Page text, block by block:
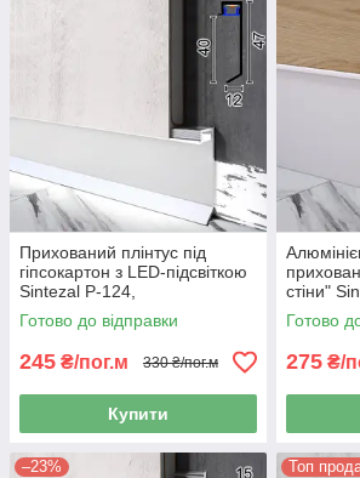
Прихований плінтус під
гіпсокартон з LED-підсвіткою
Sintezal P-124,
100х15х2500мм. Без
покриття.
Готово до відправки
245 ₴/пог.м 330 ₴/пог.м
Купити
стіни"
Готово
275 ₴/
–23% Топ